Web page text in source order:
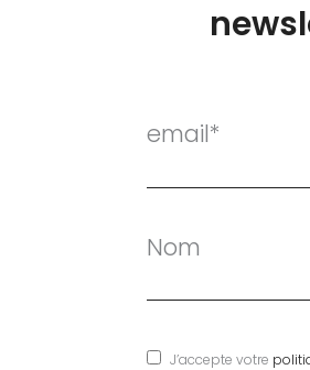
email*
Nom
J’accepte votre